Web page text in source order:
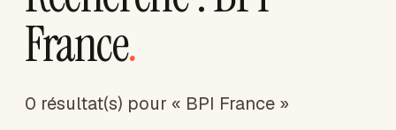
France.
0 résultat(s) pour « BPI France »